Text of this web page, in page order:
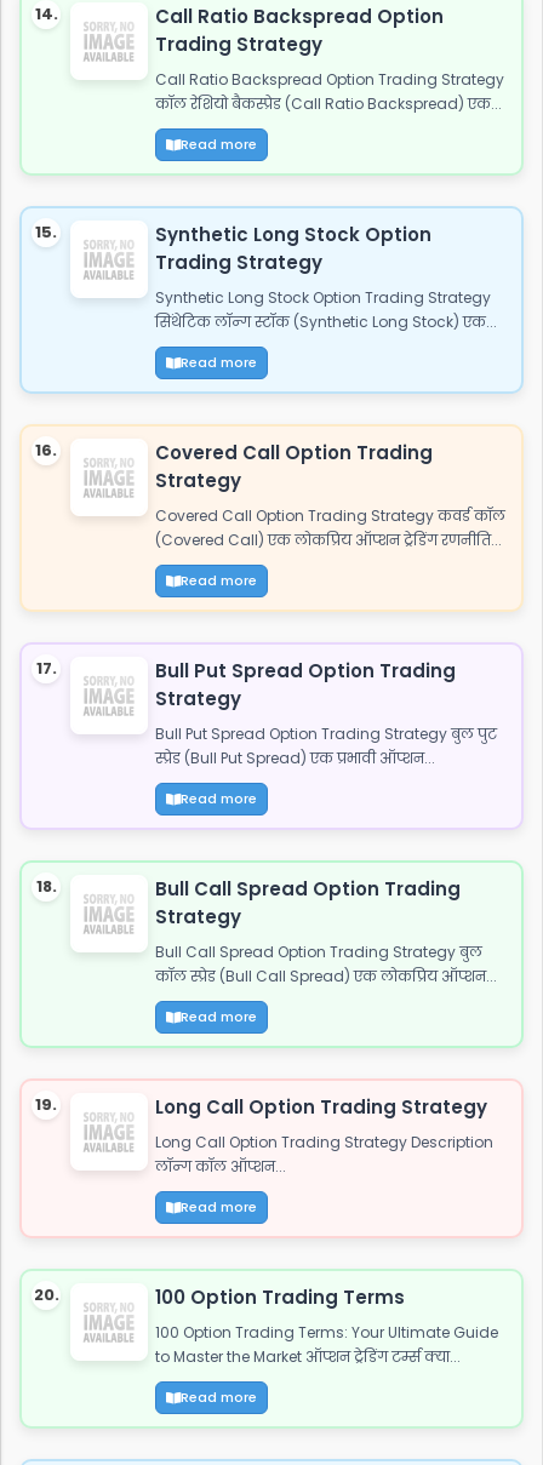
14.
Call Ratio Backspread Option
Trading Strategy
Call Ratio Backspread Option Trading Strategy
कॉल रेशियो बैकस्प्रेड (Call Ratio Backspread) एक...
Read more
15.
Synthetic Long Stock Option
Trading Strategy
Synthetic Long Stock Option Trading Strategy
सिंथेटिक लॉन्ग स्टॉक (Synthetic Long Stock) एक...
Read more
16.
Covered Call Option Trading
Strategy
Covered Call Option Trading Strategy कवर्ड कॉल
(Covered Call) एक लोकप्रिय ऑप्शन ट्रेडिंग रणनीति...
Read more
17.
Bull Put Spread Option Trading
Strategy
Bull Put Spread Option Trading Strategy बुल पुट
स्प्रेड (Bull Put Spread) एक प्रभावी ऑप्शन...
Read more
18.
Bull Call Spread Option Trading
Strategy
Bull Call Spread Option Trading Strategy बुल
कॉल स्प्रेड (Bull Call Spread) एक लोकप्रिय ऑप्शन...
Read more
19. Long Call Option Trading Strategy
Long Call Option Trading Strategy Description
लॉन्ग कॉल ऑप्शन...
Read more
20. 100 Option Trading Terms
100 Option Trading Terms: Your Ultimate Guide
to Master the Market ऑप्शन ट्रेडिंग टर्म्स क्या...
Read more